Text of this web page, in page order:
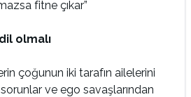
fitne çıkar”
olmalı
çoğunun iki tarafın ailelerini
ve ego savaşlarından